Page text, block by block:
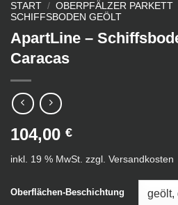
START / OBERPFÄLZER PARKETT
SCHIFFSBODEN GEÖLT
ApartLine –
Caracas
104,00 €
inkl. 19 % MwSt. zzgl. Versandkosten
Oberflächen-Beschichtung